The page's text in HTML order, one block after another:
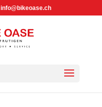
info@bikeoase.ch